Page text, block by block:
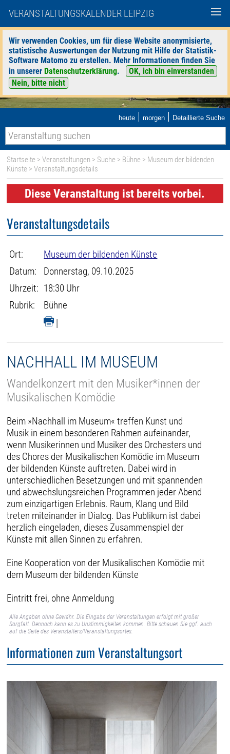
VERANSTALTUNGSKALENDER LEIPZIG
Wir verwenden Cookies, um für diese Website anonymisierte,
statistische Auswertungen der Nutzung mit Hilfe der Statistik-
Software Matomo zu erstellen. Mehr Informationen finden Sie
in unserer Datenschutzerklärung.
OK, ich bin einverstanden
Nein, bitte nicht
heute | morgen | Detaillierte Suche
Startseite >Veranstaltungen > Suche > Bühne > Museum der bildenden
Künste > Veranstaltungsdetails
Diese Veranstaltung ist bereits vorbei.
Veranstaltungsdetails
Ort:
Museum der bildenden Künste
Datum:
Donnerstag, 09.10.2025
Uhrzeit: 18:30 Uhr
Rubrik:
Bühne
|
NACHHALL IM MUSEUM
Wandelkonzert mit den Musiker*innen der
Musikalischen Komödie
Beim »Nachhall im Museum« treffen Kunst und
Musik in einem besonderen Rahmen aufeinander,
wenn Musikerinnen und Musiker des Orchesters und
des Chores der Musikalischen Komödie im Museum
der bildenden Künste auftreten. Dabei wird in
unterschied­lichen Besetzungen und mit spannenden
und abwechslungsreichen Programmen jeder Abend
zum einzigartigen Erlebnis. Raum, Klang und Bild
treten miteinander in Dialog. Das Publikum ist dabei
herzlich eingeladen, dieses Zusammenspiel der
Künste mit allen Sinnen zu erfahren.
Eine Kooperation von der Musikalischen Komödie mit
dem Museum der bildenden Künste
Eintritt frei, ohne Anmeldung
Alle Angaben ohne Gewähr. Die Eingabe der Veranstaltungen erfolgt mit großer
Sorgfalt. Dennoch kann es zu Unstimmigkeiten kommen. Bitte schauen Sie ggf. auch
auf die Seite des Veranstalters/Veranstaltungsortes.
Informationen zum Veranstaltungsort